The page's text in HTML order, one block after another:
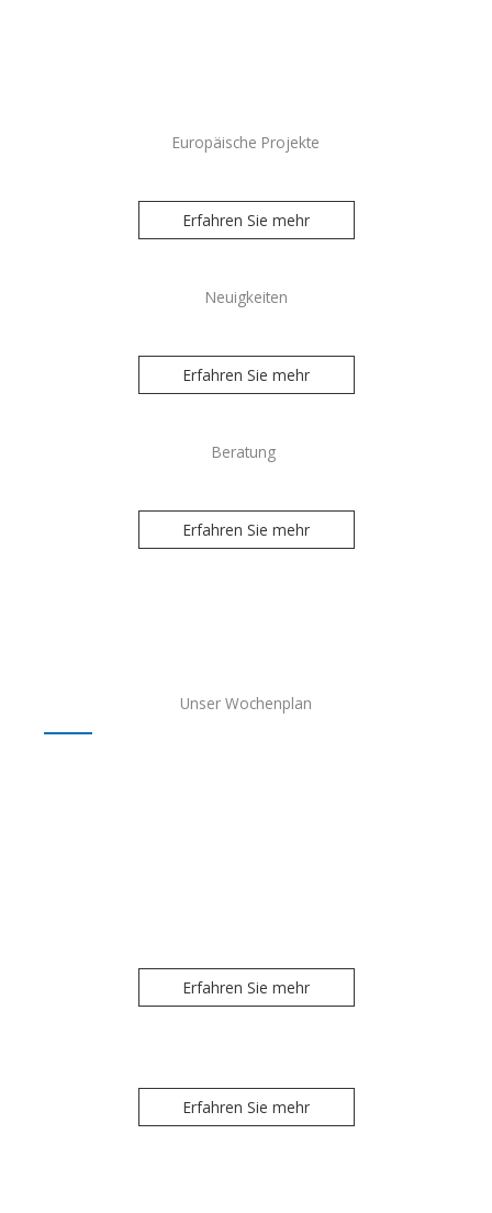
Europäische Projekte
Erfahren Sie mehr
Neuigkeiten
Erfahren Sie mehr
Beratung
Erfahren Sie mehr
Unser Wochenplan
Erfahren Sie mehr
Erfahren Sie mehr